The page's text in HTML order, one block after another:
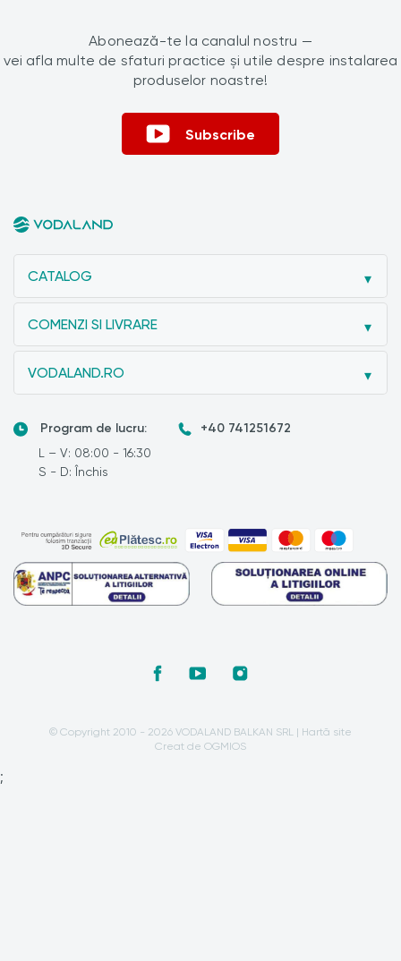
Abonează-te la canalul nostru —
vei afla multe de sfaturi practice și utile despre instalarea
produselor noastre!
Subscribe
CATALOG
COMENZI SI LIVRARE
VODALAND.RO
Program de lucru:
L – V: 08:00 - 16:30
S - D: Închis
+40 741251672
© Copyright 2010 - 2026 VODALAND BALKAN SRL | Hartă site
Creat de OGMIOS
;